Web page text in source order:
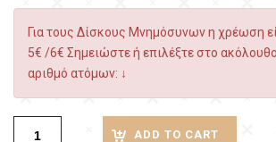
Για τους Δίσκους Μνημόσυνων η χρέωση
5€ /6€ Σημειώστε ή επιλέξτε στο
αριθμό ατόμων: ↓
ADD TO CART